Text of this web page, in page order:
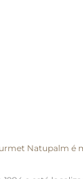
Natupalm é